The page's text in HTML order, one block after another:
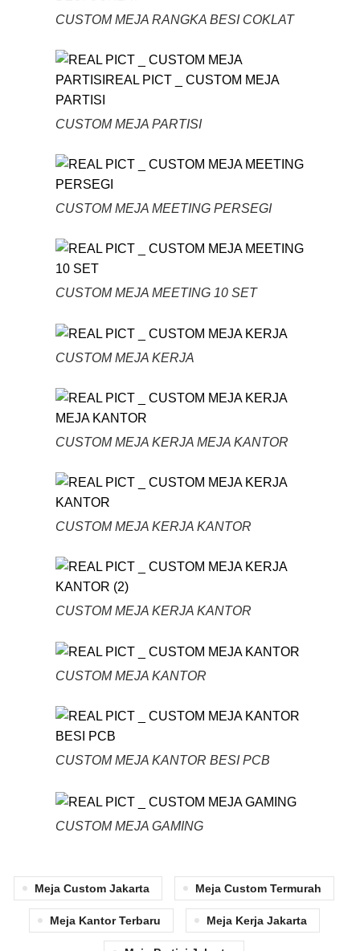
CUSTOM MEJA RANGKA BESI COKLAT
CUSTOM MEJA PARTISI
CUSTOM MEJA MEETING PERSEGI
CUSTOM MEJA MEETING 10 SET
CUSTOM MEJA KERJA
CUSTOM MEJA KERJA MEJA KANTOR
CUSTOM MEJA KERJA KANTOR
CUSTOM MEJA KERJA KANTOR
CUSTOM MEJA KANTOR
CUSTOM MEJA KANTOR BESI PCB
CUSTOM MEJA GAMING
Meja Custom Jakarta Meja Custom Termurah
Meja Kantor Terbaru Meja Kerja Jakarta